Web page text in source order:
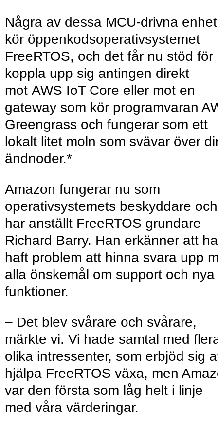
Några av dessa MCU-drivna
kör öppenkods­operativ­systemet
FreeRTOS, och det får nu stöd för
koppla upp sig antingen direkt
mot AWS IoT Core eller mot en
gateway som kör programvaran
Greengrass och fungerar som ett
lokalt litet moln som svävar över
ändnoder.*
Amazon fungerar nu som
operativsystemets beskyddare och
har anställt FreeRTOS grundare
Richard Barry. Han erkänner att
haft problem att hinna svara upp
alla önskemål om support och nya
funktioner.
– Det blev svårare och svårare,
märkte vi. Vi hade samtal med
olika intressenter, som erbjöd sig
hjälpa FreeRTOS växa, men
var den första som låg helt i linje
med våra värderingar.